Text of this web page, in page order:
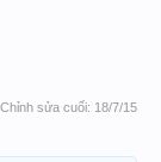
Chỉnh sửa cuối: 18/7/15